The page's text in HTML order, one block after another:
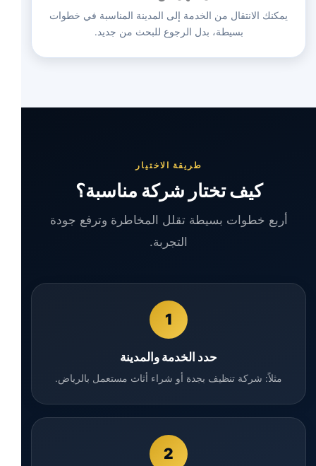
يمكنك الانتقال من الخدمة إلى المدينة المناسبة في خطوات
بسيطة، بدل الرجوع للبحث من جديد.
طريقة الاختيار
كيف تختار شركة مناسبة؟
أربع خطوات بسيطة تقلل المخاطرة وترفع جودة
التجربة.
1
حدد الخدمة والمدينة
مثلاً: شركة تنظيف بجدة أو شراء أثاث مستعمل بالرياض.
2